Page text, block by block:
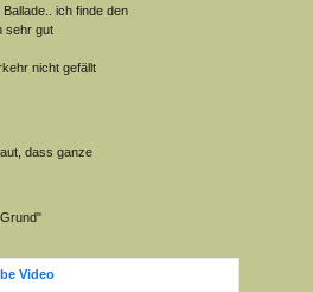
ich finde den
sehr gut
nicht gefällt
dass ganze
Video